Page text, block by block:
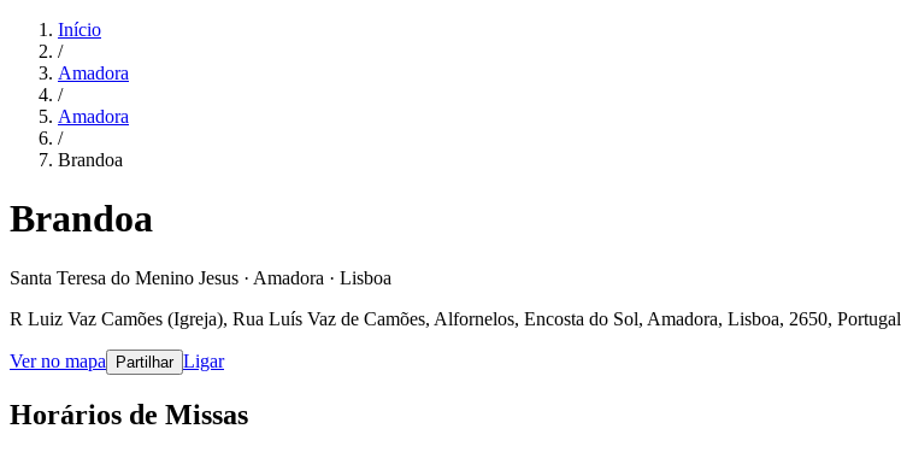
Início
/
Amadora
/
Amadora
/
Brandoa
Brandoa
Santa Teresa do Menino Jesus · Amadora · Lisboa
R Luiz Vaz Camões (Igreja), Rua Luís Vaz de Camões, Alfornelos, Encosta do Sol, Amadora, Lisboa, 2650, Portugal
Ver no mapa Partilhar Ligar
Horários de Missas